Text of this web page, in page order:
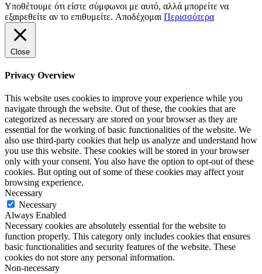
Υποθέτουμε ότι είστε σύμφωνοι με αυτό, αλλά μπορείτε να
εξαιρεθείτε αν το επιθυμείτε. Αποδέχομαι Περισσότερα
Close
Privacy Overview
This website uses cookies to improve your experience while you
navigate through the website. Out of these, the cookies that are
categorized as necessary are stored on your browser as they are
essential for the working of basic functionalities of the website. We
also use third-party cookies that help us analyze and understand how
you use this website. These cookies will be stored in your browser
only with your consent. You also have the option to opt-out of these
cookies. But opting out of some of these cookies may affect your
browsing experience.
Necessary
Necessary
Always Enabled
Necessary cookies are absolutely essential for the website to
function properly. This category only includes cookies that ensures
basic functionalities and security features of the website. These
cookies do not store any personal information.
Non-necessary